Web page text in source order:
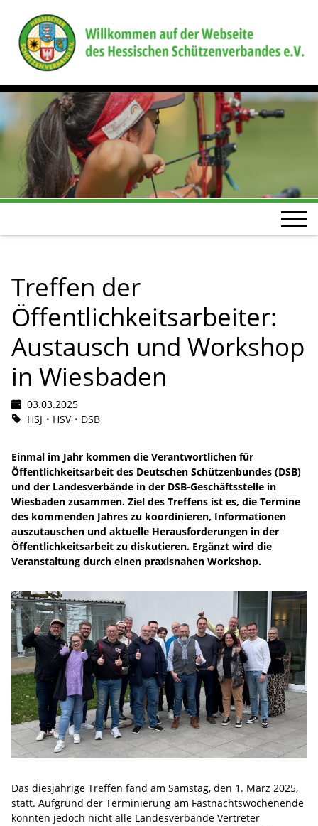
Treffen der
Öffentlichkeitsarbeiter:
Austausch und Workshop
in Wiesbaden
03.03.2025
HSJ
HSV DSB
Einmal im Jahr kommen die Verantwortlichen für
Öffentlichkeitsarbeit des Deutschen Schützenbundes (DSB)
und der Landesverbände in der DSB-Geschäftsstelle in
Wiesbaden zusammen. Ziel des Treffens ist es, die Termine
des kommenden Jahres zu koordinieren, Informationen
auszutauschen und aktuelle Herausforderungen in der
Öffentlichkeitsarbeit zu diskutieren. Ergänzt wird die
Veranstaltung durch einen praxisnahen Workshop.
Das diesjährige Treffen fand am Samstag, den 1. März 2025,
statt. Aufgrund der Terminierung am Fastnachtswochenende
konnten jedoch nicht alle Landesverbände Vertreter